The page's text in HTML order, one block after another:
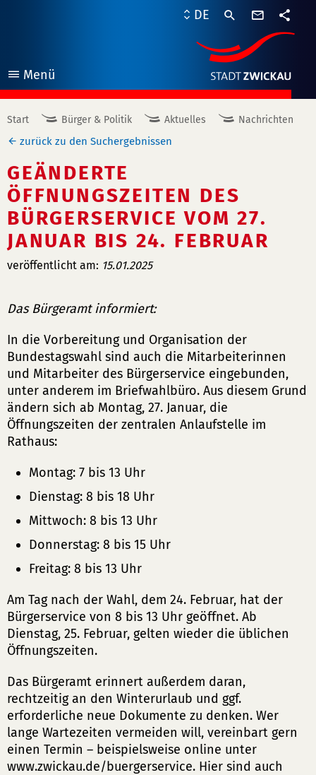
Menü
öffnen
DE
Start Bürger & Politik Aktuelles Nachrichten
zurück zu den Suchergebnissen
GEÄNDERTE
ÖFFNUNGSZEITEN DES
BÜRGERSERVICE VOM 27.
JANUAR BIS 24. FEBRUAR
veröffentlicht am: 15.01.2025
Das Bürgeramt informiert:
In die Vorbereitung und Organisation der
Bundestagswahl sind auch die Mitarbeiterinnen
und Mitarbeiter des Bürgerservice eingebunden,
unter anderem im Briefwahlbüro. Aus diesem Grund
ändern sich ab Montag, 27. Januar, die
Öffnungszeiten der zentralen Anlaufstelle im
Rathaus:
Montag: 7 bis 13 Uhr
Dienstag: 8 bis 18 Uhr
Mittwoch: 8 bis 13 Uhr
Donnerstag: 8 bis 15 Uhr
Freitag: 8 bis 13 Uhr
Am Tag nach der Wahl, dem 24. Februar, hat der
Bürgerservice von 8 bis 13 Uhr geöffnet. Ab
Dienstag, 25. Februar, gelten wieder die üblichen
Öffnungszeiten.
Das Bürgeramt erinnert außerdem daran,
rechtzeitig an den Winterurlaub und ggf.
erforderliche neue Dokumente zu denken. Wer
lange Wartezeiten vermeiden will, vereinbart gern
einen Termin – beispielsweise online unter
www.zwickau.de/buergerservice. Hier sind auch